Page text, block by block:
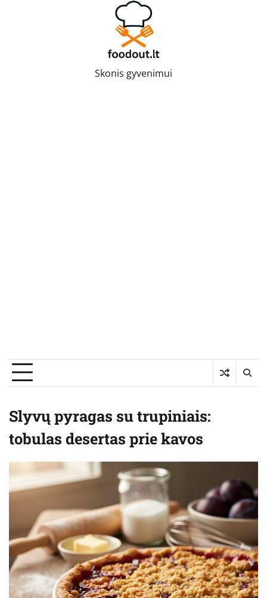
Skonis gyvenimui
Slyvų pyragas su trupiniais:
tobulas desertas prie kavos